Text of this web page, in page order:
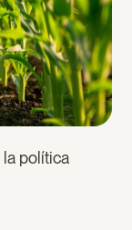
política